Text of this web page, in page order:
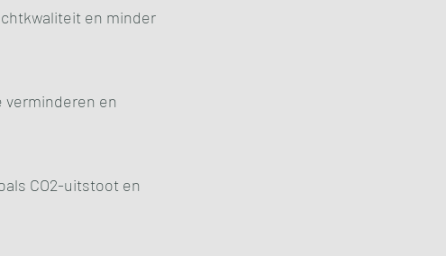
en minder
verminderen en
CO2-uitstoot en